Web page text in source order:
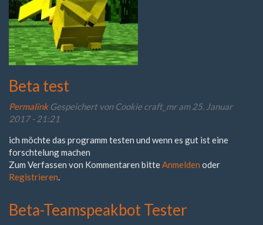
Beta test
Permalink Gespeichert von Cookie craft_mram 25. Januar
2017 - 21:21
ich möchte das programm testen und wenn es gut ist eine
forschtelung machen
Zum Verfassen von Kommentaren bitte Anmelden oder
Registrieren
Beta-Teamspeakbot Tester